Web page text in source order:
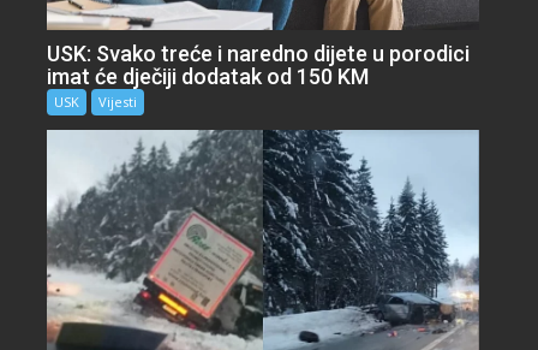
USK: Svako treće i naredno dijete u porodici
imat će dječiji dodatak od 150 KM
USK Vijesti